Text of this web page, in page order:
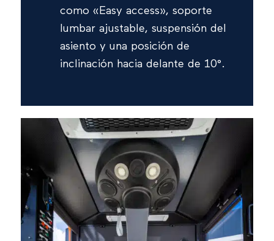
como «Easy access», soporte
lumbar ajustable, suspensión del
asiento y una posición de
inclinación hacia delante de 10°.